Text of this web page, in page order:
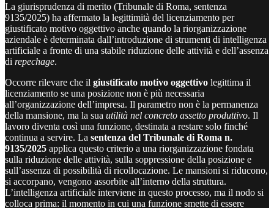
La giurisprudenza di merito (Tribunale di Roma, sentenza
9135/2025) ha affermato la legittimità del licenziamento per
giustificato motivo oggettivo anche quando la riorganizzazione
aziendale è determinata dall’introduzione di strumenti di intelligenza
artificiale a fronte di una stabile riduzione delle attività e dell’assenza
di repechage.
Occorre rilevare che il giustificato motivo oggettivo legittima il
licenziamento se una posizione non è più necessaria
all’organizzazione dell’impresa. Il parametro non è la permanenza
della mansione, ma la sua utilità nel concreto assetto produttivo. Il
lavoro diventa così una funzione, destinata a restare solo finché
continua a servire. La sentenza del Tribunale di Roma n.
9135/2025 applica questo criterio a una riorganizzazione fondata
sulla riduzione delle attività, sulla soppressione della posizione e
sull’assenza di possibilità di ricollocazione. Le mansioni si riducono,
si accorpano, vengono assorbite all’interno della struttura.
L’intelligenza artificiale interviene in questo processo, ma il nodo si
colloca prima: il momento in cui una funzione smette di essere